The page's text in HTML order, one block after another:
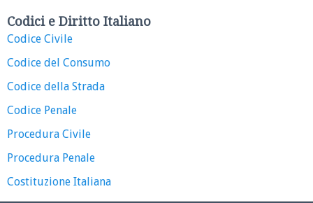
Codici e Diritto Italiano
Codice Civile
Codice del Consumo
Codice della Strada
Codice Penale
Procedura Civile
Procedura Penale
Costituzione Italiana